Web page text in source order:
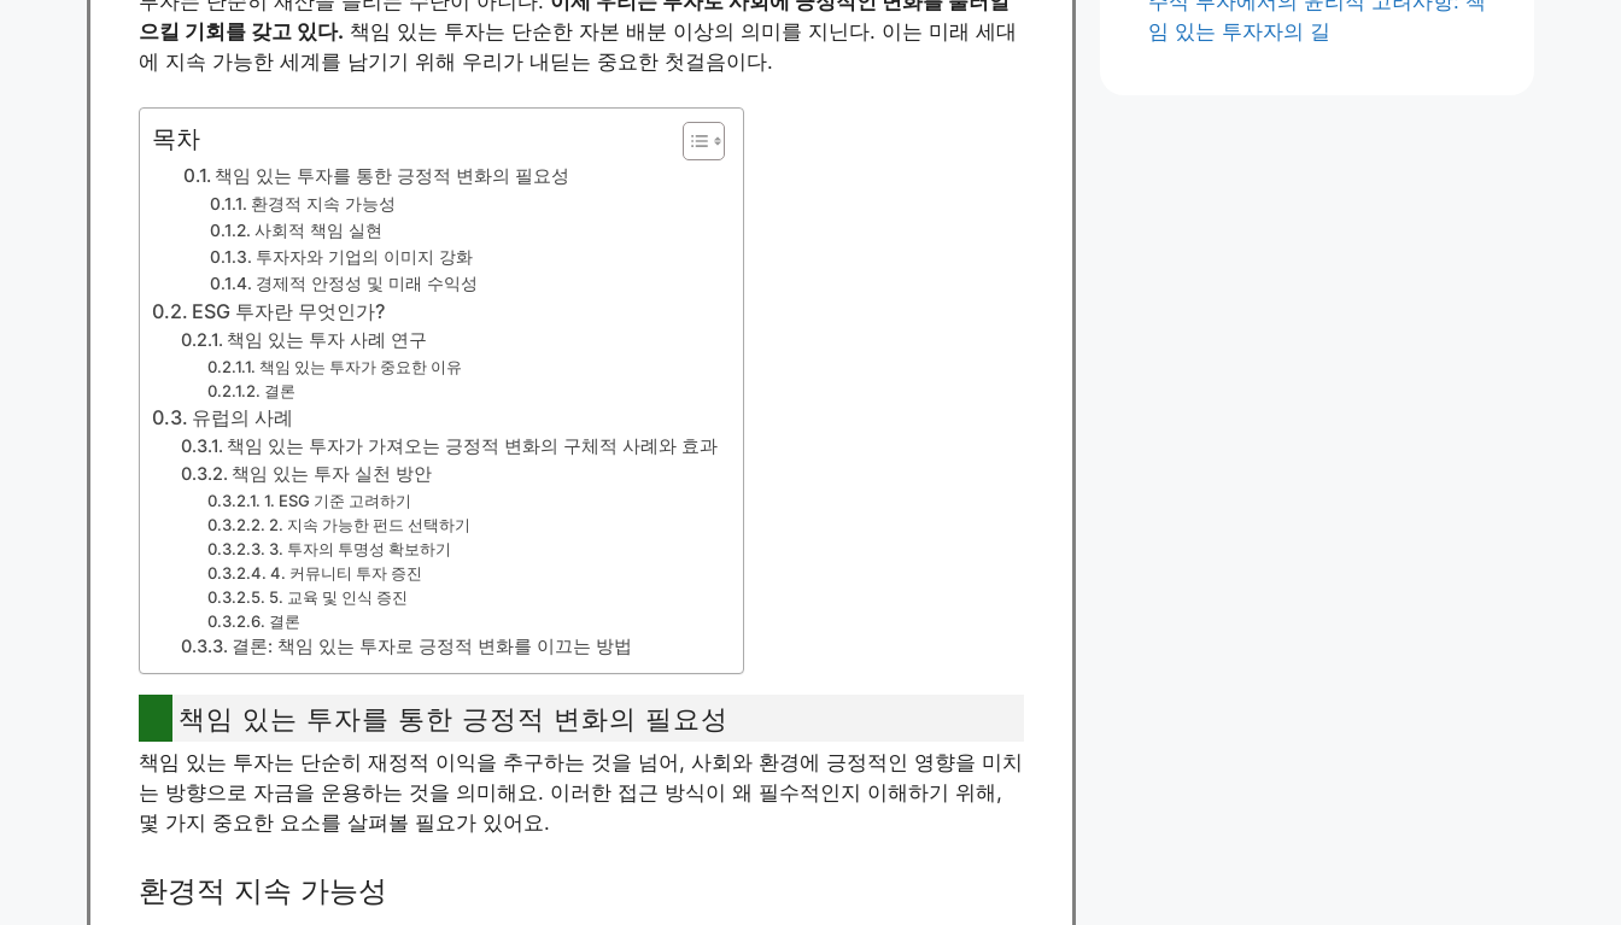
으킬 기회를 갖고 있다. 책임 있는 투자는 단순한 자본 배분 이상의 의미를 지닌다. 이는 미래 세대
에 지속 가능한 세계를 남기기 위해 우리가 내딛는 중요한 첫걸음이다.
목차
책임 있는 투자를 통한 긍정적 변화의 필요성
환경적 지속 가능성
사회적 책임 실현
투자자와 기업의 이미지 강화
경제적 안정성 및 미래 수익성
ESG 투자란 무엇인가?
책임 있는 투자 사례 연구
책임 있는 투자가 중요한 이유
결론
유럽의 사례
책임 있는 투자가 가져오는 긍정적 변화의 구체적 사례와 효과
책임 있는 투자 실천 방안
1. ESG 기준 고려하기
2. 지속 가능한 펀드 선택하기
3. 투자의 투명성 확보하기
4. 커뮤니티 투자 증진
5. 교육 및 인식 증진
결론
결론: 책임 있는 투자로 긍정적 변화를 이끄는 방법
책임 있는 투자를 통한 긍정적 변화의 필요성
책임 있는 투자는 단순히 재정적 이익을 추구하는 것을 넘어, 사회와 환경에 긍정적인 영향을 미치
는 방향으로 자금을 운용하는 것을 의미해요. 이러한 접근 방식이 왜 필수적인지 이해하기 위해,
몇 가지 중요한 요소를 살펴볼 필요가 있어요.
환경적 지속 가능성
임 있는 투자자의 길